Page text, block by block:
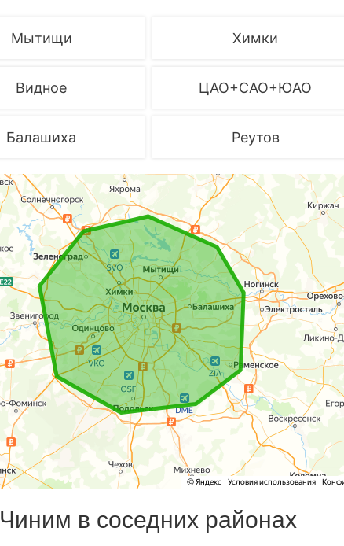
Мытищи Химки
Видное ЦАО+САО+ЮАО
Балашиха Реутов
Чиним в соседних районах